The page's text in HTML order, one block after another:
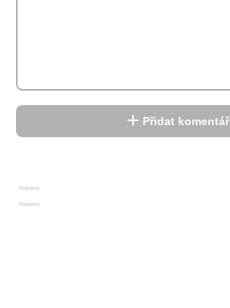
Přidat komentář
Reklama
Reklama